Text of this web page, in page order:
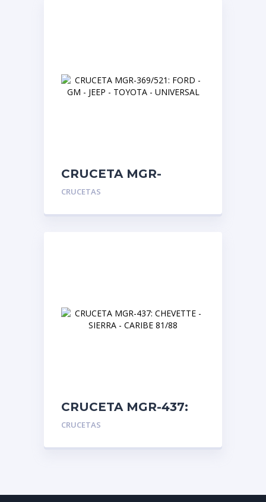
CRUCETA MGR-
369/521: FORD – GM –
UNIVERSAL
CRUCETAS
CRUCETA MGR-437:
CHEVETTE – SIERRA –
CRUCETAS